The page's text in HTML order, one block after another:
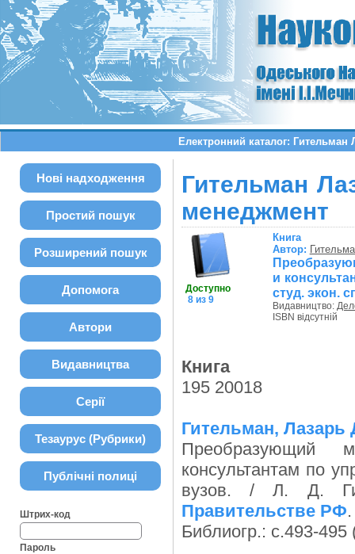
Електронний каталог:
Нові надходження
Простий пошук
Розширений пошук
Допомога
Автори
Видавництва
Серії
Тезаурус (Рубрики)
Публічні полиці
Штрих-код
Пароль
Гительман
менеджмент
Доступно
8 из 9
Книга
Автор:
и
студ. экон.
Видавництво:
ISBN відсутній
Книга
195 20018
Гительман, Лазарь
Преобразующий
консультантам по
вузов. / Л. Д.
Правительстве РФ
Библиогр.: с.493-495